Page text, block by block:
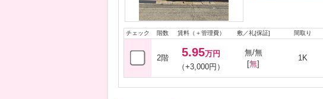
チェック 階数 賃料（＋管理費） 敷／礼[保証] 間取り
2階 5.95万円
（+3,000円）
無/無
[無]
1K